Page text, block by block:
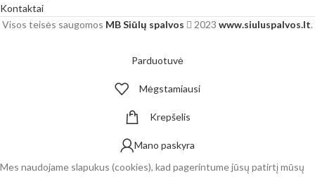
Kontaktai
Visos teisės saugomos MB Siūlų spalvos 2023 www.siuluspalvos.lt.
Parduotuvė
Mėgstamiausi
Krepšelis
Mano paskyra
Mes naudojame slapukus (cookies), kad pagerintume jūsų patirtį mūsų